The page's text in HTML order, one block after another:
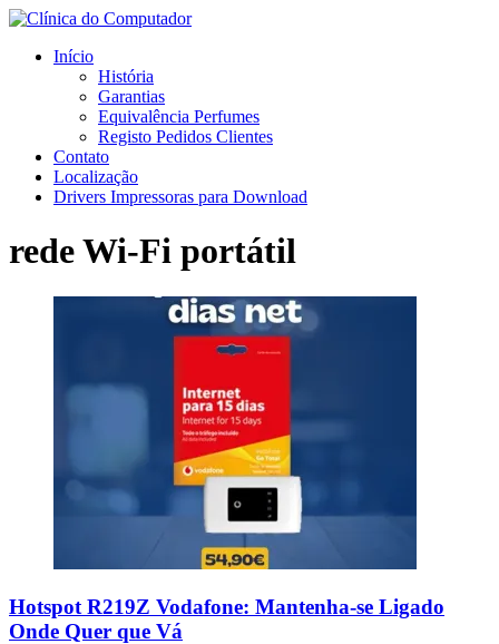
Início
História
Garantias
Equivalência Perfumes
Registo Pedidos Clientes
Contato
Localização
Drivers Impressoras para Download
rede Wi-Fi portátil
Hotspot R219Z Vodafone: Mantenha-se Ligado
Onde Quer que Vá